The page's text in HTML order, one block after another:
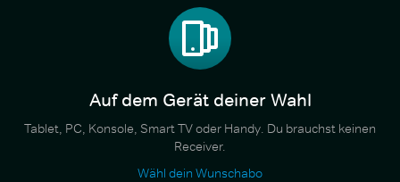
Auf dem Gerät deiner Wahl
Tablet, PC, Konsole, Smart TV oder Handy. Du brauchst keinen
Receiver.
Wähl dein Wunschabo